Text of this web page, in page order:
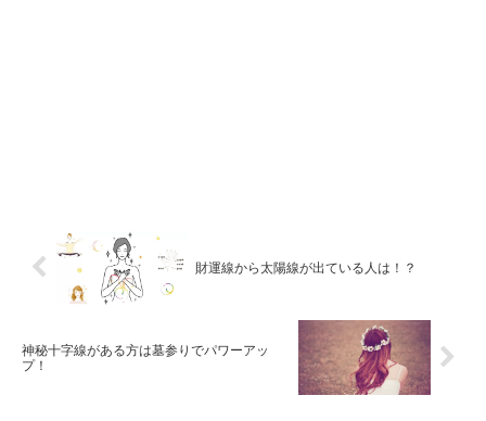
財運線から太陽線が出ている人は！？
神秘十字線がある方は墓参りでパワーアッ
プ！